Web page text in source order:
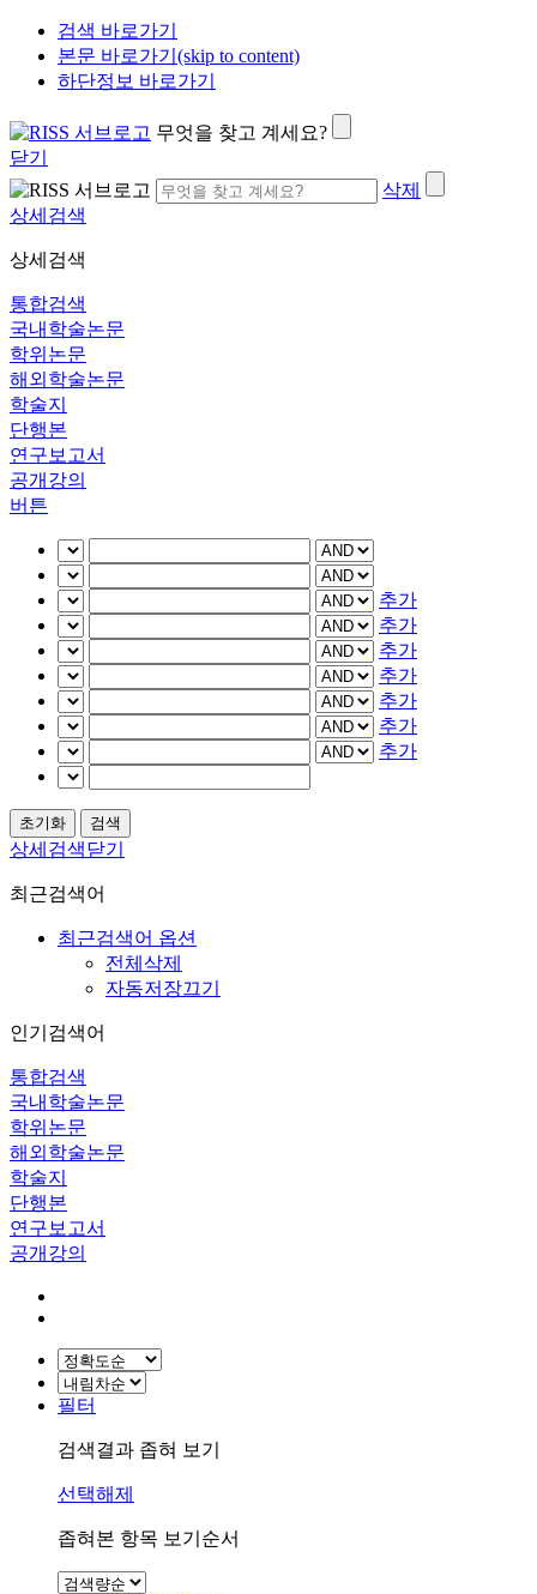
검색 바로가기
본문 바로가기(skip to content)
하단정보 바로가기
무엇을 찾고 계세요?
닫기
삭제
상세검색
상세검색
통합검색
국내학술논문
학위논문
해외학술논문
학술지
단행본
연구보고서
공개강의
버튼
추가
추가
추가
추가
추가
추가
추가
상세검색닫기
최근검색어
최근검색어 옵션
전체삭제
자동저장끄기
인기검색어
통합검색
국내학술논문
학위논문
해외학술논문
학술지
단행본
연구보고서
공개강의
필터
검색결과 좁혀 보기
선택해제
좁혀본 항목 보기순서